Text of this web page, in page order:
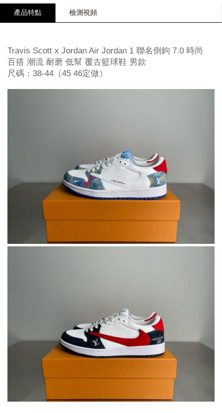
產品特點 檢測視頻
Travis Scott x Jordan Air Jordan 1 聯名倒鉤 7.0 時尚
百搭 潮流 耐磨 低幫 覆古籃球鞋 男款
尺碼：38-44（45 46定做）